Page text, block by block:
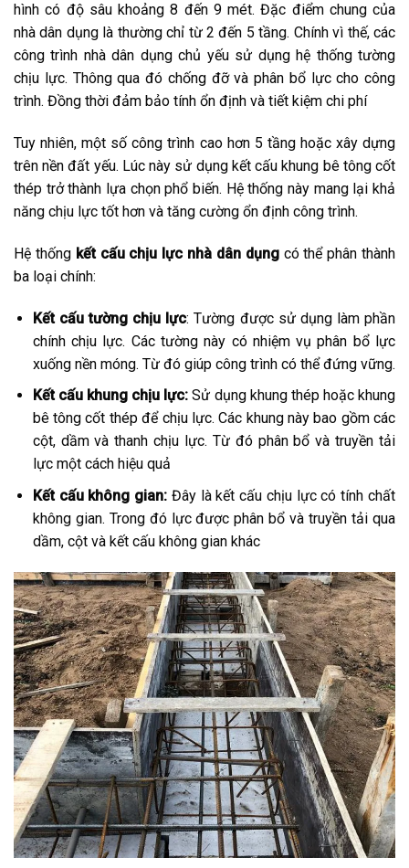
hình có độ sâu khoảng 8 đến 9 mét. Đặc điểm chung của
nhà dân dụng là thường chỉ từ 2 đến 5 tầng. Chính vì thế, các
công trình nhà dân dụng chủ yếu sử dụng hệ thống tường
chịu lực. Thông qua đó chống đỡ và phân bổ lực cho công
trình. Đồng thời đảm bảo tính ổn định và tiết kiệm chi phí
Tuy nhiên, một số công trình cao hơn 5 tầng hoặc xây dựng
trên nền đất yếu. Lúc này sử dụng kết cấu khung bê tông cốt
thép trở thành lựa chọn phổ biến. Hệ thống này mang lại khả
năng chịu lực tốt hơn và tăng cường ổn định công trình.
Hệ thống kết cấu chịu lực nhà dân dụngcó thể phân thành
ba loại chính:
Kết cấu tường chịu lực: Tường được sử dụng làm phần
chính chịu lực. Các tường này có nhiệm vụ phân bổ lực
xuống nền móng. Từ đó giúp công trình có thể đứng vững.
Kết cấu khung chịu lực: Sử dụng khung thép hoặc khung
bê tông cốt thép để chịu lực. Các khung này bao gồm các
cột, dầm và thanh chịu lực. Từ đó phân bổ và truyền tải
lực một cách hiệu quả
Kết cấu không gian: Đây là kết cấu chịu lực có tính chất
không gian. Trong đó lực được phân bổ và truyền tải qua
dầm, cột và kết cấu không gian khác